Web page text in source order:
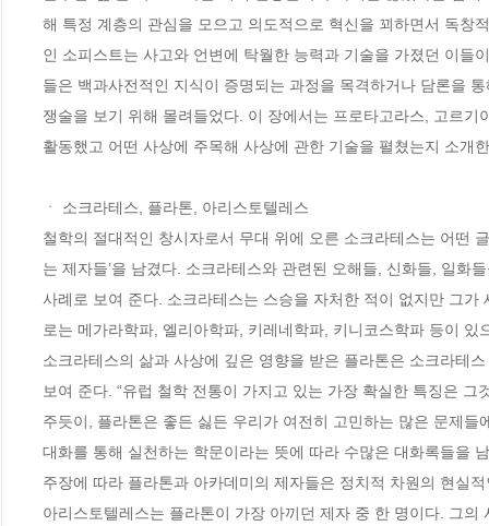
해 특정 계층의 관심을 모으고 의도적으로 혁신을 꾀하면서 독창
인 소피스트는 사고와 언변에 탁월한 능력과 기술을 가졌던 이들
들은 백과사전적인 지식이 증명되는 과정을 목격하거나 담론을
쟁술을 보기 위해 몰려들었다. 이 장에서는 프로타고라스, 고르
활동했고 어떤 사상에 주목해 사상에 관한 기술을 펼쳤는지 소개
ㆍ 소크라테스, 플라톤, 아리스토텔레스
철학의 절대적인 창시자로서 무대 위에 오른 소크라테스는 어떤
는 제자들’을 남겼다. 소크라테스와 관련된 오해들, 신화들, 일화
사례로 보여 준다. 소크라테스는 스승을 자처한 적이 없지만 그
로는 메가라학파, 엘리아학파, 키레네학파, 키니코스학파 등이
소크라테스의 삶과 사상에 깊은 영향을 받은 플라톤은 소크라테
보여 준다. “유럽 철학 전통이 가지고 있는 가장 확실한 특징은
주듯이, 플라톤은 좋든 싫든 우리가 여전히 고민하는 많은 문제
대화를 통해 실천하는 학문이라는 뜻에 따라 수많은 대화록들을
주장에 따라 플라톤과 아카데미의 제자들은 정치적 차원의 현실
아리스토텔레스는 플라톤이 가장 아끼던 제자 중 한 명이다. 그